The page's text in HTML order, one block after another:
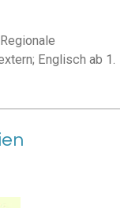
Englisch ab 1.